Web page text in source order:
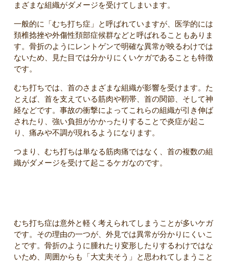
まざまな組織がダメージを受けてしまいます。
一般的に「むち打ち症」と呼ばれていますが、医学的には
頚椎捻挫や外傷性頚部症候群などと呼ばれることもありま
す。骨折のようにレントゲンで明確な異常が映るわけでは
ないため、見た目では分かりにくいケガであることも特徴
です。
むち打ちでは、首のさまざまな組織が影響を受けます。た
とえば、首を支えている筋肉や靭帯、首の関節、そして神
経などです。事故の衝撃によってこれらの組織が引き伸ば
されたり、強い負担がかかったりすることで炎症が起こ
り、痛みや不調が現れるようになります。
つまり、むち打ちは単なる筋肉痛ではなく、首の複数の組
織がダメージを受けて起こるケガなのです。
むち打ち症は意外と軽く考えられてしまうことが多いケガ
です。その理由の一つが、外見では異常が分かりにくいこ
とです。骨折のように腫れたり変形したりするわけではな
いため、周囲からも「大丈夫そう」と思われてしまうこと